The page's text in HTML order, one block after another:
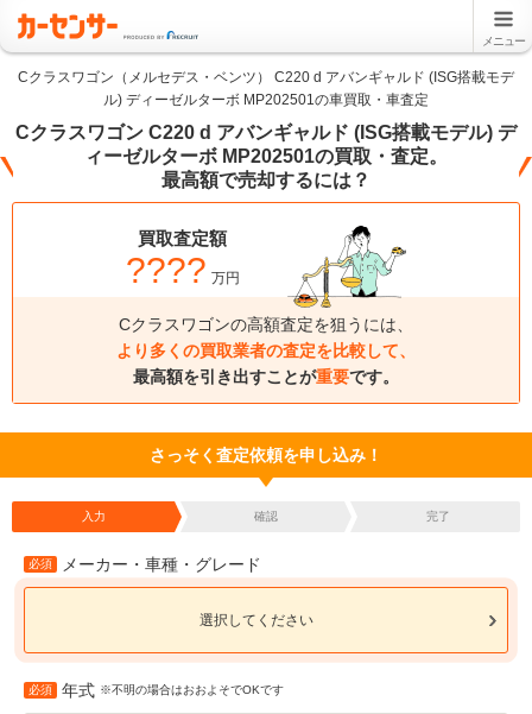
メニュー
Cクラスワゴン（メルセデス・ベンツ） C220 d アバンギャルド (ISG搭載モデ
ル) ディーゼルターボ MP202501の車買取・車査定
Cクラスワゴン C220 d アバンギャルド (ISG搭載モデル) デ
ィーゼルターボ MP202501の買取・査定。
最高額で売却するには？
買取査定額
???? 万円
Cクラスワゴンの高額査定を狙うには、
より多くの買取業者の査定を比較して、
最高額を引き出すことが重要です。
さっそく査定依頼を申し込み！
入力 確認 完了
必須 メーカー・車種・グレード
選択してください
必須 年式 ※不明の場合はおおよそでOKです